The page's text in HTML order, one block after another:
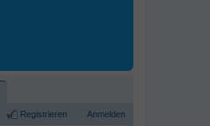
Anmelden
Registrieren